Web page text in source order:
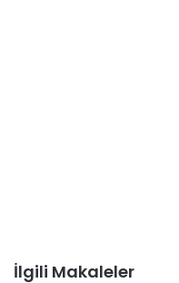
İlgili Makaleler